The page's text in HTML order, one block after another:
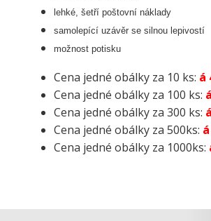
lehké, šetří poštovní náklady
samolepící uzávěr se silnou lepivostí
možnost potisku
Cena jedné obálky za 10 ks: á
Cena jedné obálky za 100 ks:
Cena jedné obálky za 300 ks:
Cena jedné obálky za 500ks:
Cena jedné obálky za 1000ks: